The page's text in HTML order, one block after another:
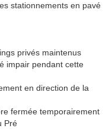
stationnements en pavé
privés maintenus
impair pendant cette
en direction de la
fermée temporairement
Pré